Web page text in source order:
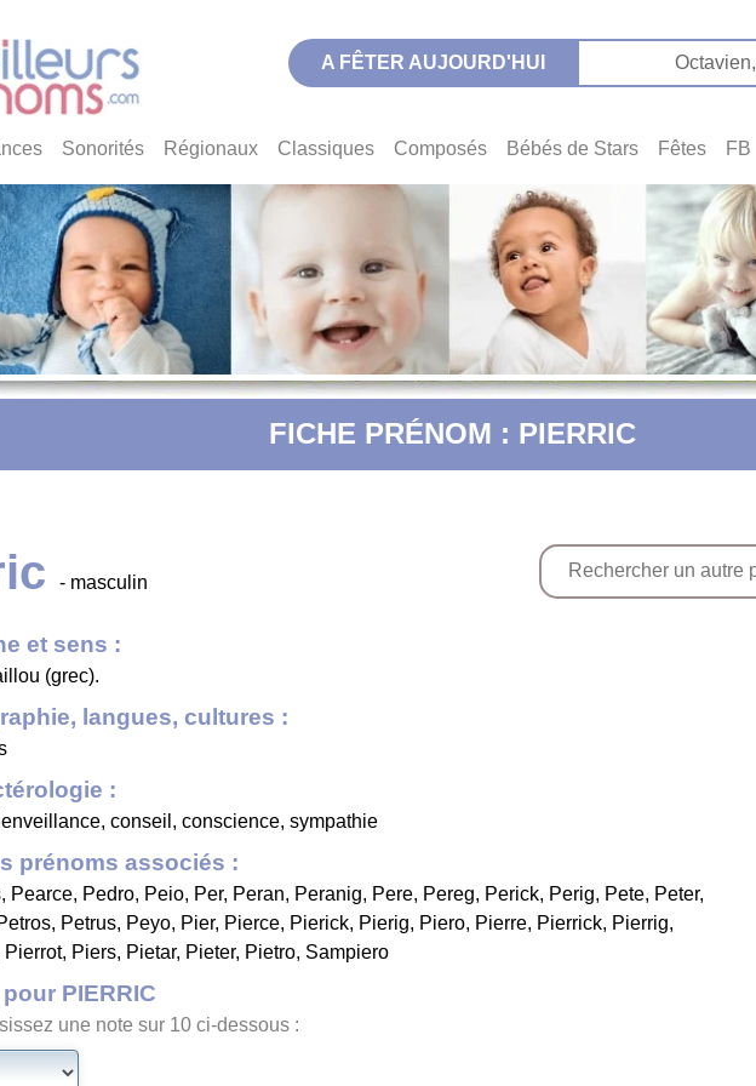
A FÊTER AUJOURD'HUI Octavien,
Sonorités Régionaux Classiques Composés Bébés de Stars Fêtes FB
FICHE PRÉNOM : PIERRIC
- masculin
et sens :
(grec).
langues, cultures :
:
conseil, conscience, sympathie
prénoms associés :
, Pearce, Pedro, Peio, Per, Peran, Peranig, Pere, Pereg, Perick, Perig, Pete, Peter,
, Petrus, Peyo, Pier, Pierce, Pierick, Pierig, Piero, Pierre, Pierrick, Pierrig,
Pierrot, Piers, Pietar, Pieter, Pietro, Sampiero
PIERRIC
une note sur 10 ci-dessous :